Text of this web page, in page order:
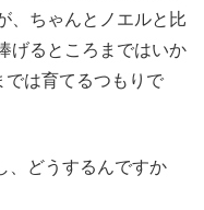
、ちゃんとノエルと比
げるところまではいか
では育てるつもりで
、どうするんですか